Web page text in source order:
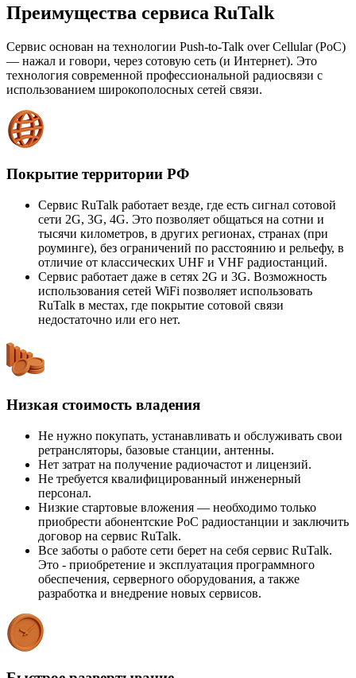
Преимущества сервиса RuTalk
Сервис основан на технологии Push-to-Talk over Cellular (PoC)
— нажал и говори, через сотовую сеть (и Интернет). Это
технология современной профессиональной радиосвязи с
использованием широкополосных сетей связи.
Покрытие территории РФ
Сервис RuTalk работает везде, где есть сигнал сотовой
сети 2G, 3G, 4G. Это позволяет общаться на сотни и
тысячи километров, в других регионах, странах (при
роуминге), без ограничений по расстоянию и рельефу, в
отличие от классических UHF и VHF радиостанций.
Сервис работает даже в сетях 2G и 3G. Возможность
использования сетей WiFi позволяет использовать
RuTalk в местах, где покрытие сотовой связи
недостаточно или его нет.
Низкая стоимость владения
Не нужно покупать, устанавливать и обслуживать свои
ретрансляторы, базовые станции, антенны.
Нет затрат на получение радиочастот и лицензий.
Не требуется квалифицированный инженерный
персонал.
Низкие стартовые вложения — необходимо только
приобрести абонентские PoC радиостанции и заключить
договор на сервис RuTalk.
Все заботы о работе сети берет на себя сервис RuTalk.
Это - приобретение и эксплуатация программного
обеспечения, серверного оборудования, а также
разработка и внедрение новых сервисов.